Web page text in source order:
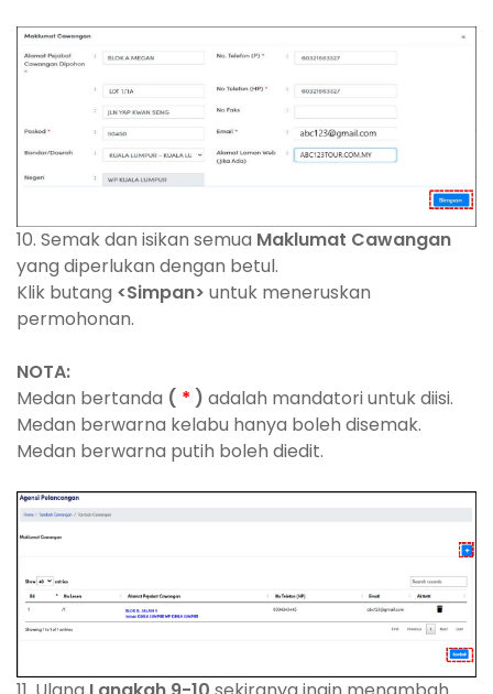
10. Semak dan isikan semua Maklumat Cawangan
yang diperlukan dengan betul.
Klik butang <Simpan> untuk meneruskan
permohonan.
NOTA:
Medan bertanda ( * ) adalah mandatori untuk diisi.
Medan berwarna kelabu hanya boleh disemak.
Medan berwarna putih boleh diedit.